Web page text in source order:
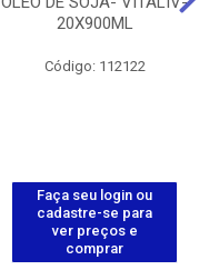
20X900ML
Código: 112122
Faça seu login ou
cadastre-se para
ver preços e
comprar